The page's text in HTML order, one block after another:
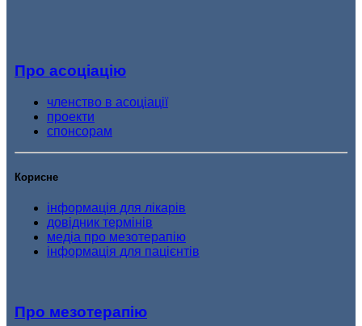
Про асоціацію
членство в асоціації
проекти
спонсорам
Корисне
інформація для лікарів
довідник термінів
медіа про мезотерапію
інформація для пацієнтів
Про мезотерапію